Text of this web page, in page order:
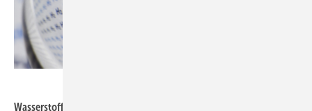
Wasserstoff: Priorität soll die einheimische Erzeugung auf Basis